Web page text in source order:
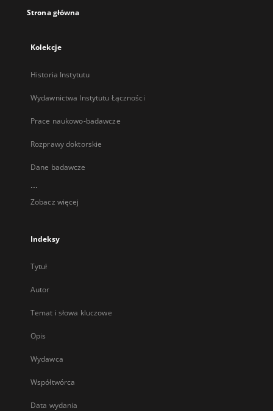
Strona główna
Kolekcje
Historia Instytutu
Wydawnictwa Instytutu Łączności
Prace naukowo-badawcze
Rozprawy doktorskie
Dane badawcze
...
Zobacz więcej
Indeksy
Tytuł
Autor
Temat i słowa kluczowe
Opis
Wydawca
Współtwórca
Data wydania